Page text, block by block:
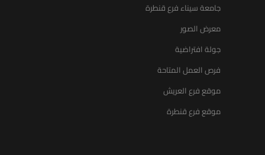
جامعة سيناء فرع قنطرة
معرض الصور
جولة افتراضية
فرص العمل المتاحة
موقع فرع العريش
موقع فرع قنطرة